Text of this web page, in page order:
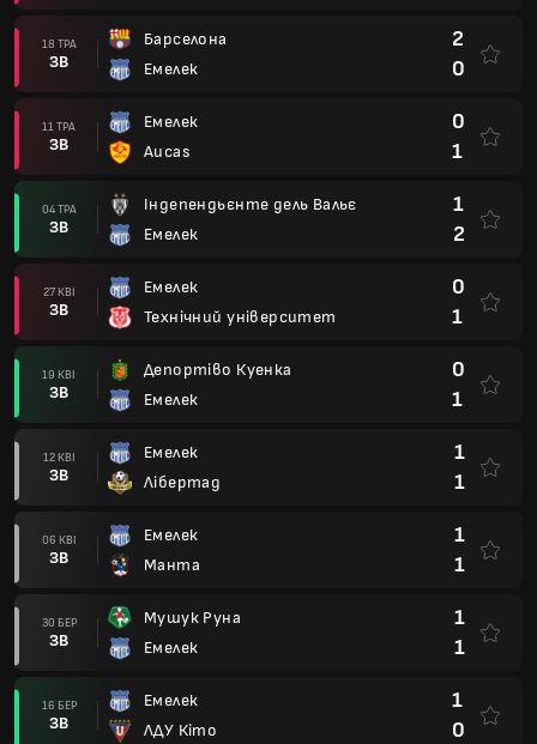
18 ТРА
ЗВ
Барселона
Емелек
2
0
11 ТРА
ЗВ
Емелек
Aucas
0
1
04 ТРА
ЗВ
Індепендьєнте дель Вальє
Емелек
1
2
27 КВІ
ЗВ
Емелек
Технічний університет
0
1
19 КВІ
ЗВ
Депортіво Куенка
Емелек
0
1
12 КВІ
ЗВ
Емелек
Лібертад
1
1
06 КВІ
ЗВ
Емелек
Манта
1
1
30 БЕР
ЗВ
Мушук Руна
Емелек
1
1
16 БЕР
ЗВ
Емелек
ЛДУ Кіто
1
0